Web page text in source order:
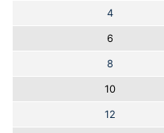
4
6
8
10
12